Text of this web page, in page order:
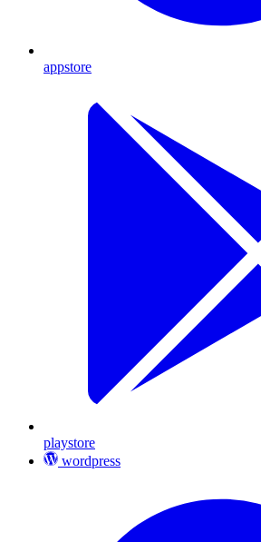
appstore
playstore
wordpress